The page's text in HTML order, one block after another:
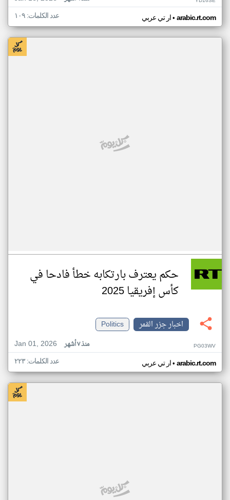
ار تي عربي• arabic.rt.com عدد الكلمات: ١٠٩
حكم يعترف بارتكابه خطأ فادحا في
كأس إفريقيا 2025
اخبار جزر القمر
Politics
Jan 01, 2026
منذ ٧ أشهر PG03WV
ار تي عربي• arabic.rt.com عدد الكلمات: ٢٢٣